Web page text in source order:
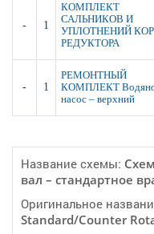
- 1
КОМПЛЕКТ
САЛЬНИКОВ И
УПЛОТНЕНИЙ
РЕДУКТОРА
- 1
РЕМОНТНЫЙ
КОМПЛЕКТ
насос – верхний
Название схемы:
вал – стандартное
Оригинальное
Standard/Counter